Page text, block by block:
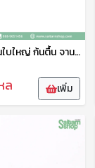
จานเปล จานใบใหญ่ ก้นตื้น จานพลาสติก จานอเนกประสงค์ 8 นิ้ว คละสี No.808 ดาว
ล เพิ่ม